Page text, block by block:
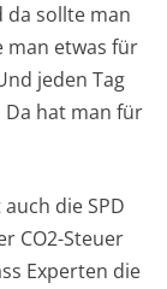
da sollte man
man etwas für
jeden Tag
Da hat man für
die SPD
CO2-Steuer
Experten die